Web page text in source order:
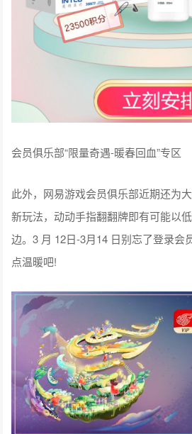
会员俱乐部“限量奇遇-暖春回血”专区
此外，网易游戏会员俱乐部近期还为
新玩法，动动手指翻翻牌即有可能以
边。3 月 12日-3月14 日别忘了登录会
点温暖吧!